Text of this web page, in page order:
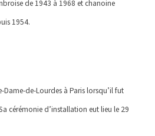
de 1943 à 1968 et chanoine
1954.
de-Lourdes à Paris lorsqu’il fut
cérémonie d’installation eut lieu le 29